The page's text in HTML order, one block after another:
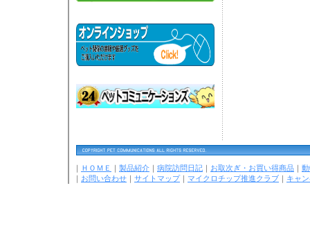
｜ ＨＯＭＥ ｜ 製品紹介 ｜ 病院訪問日記 ｜ お取次ぎ・お買い得商品 ｜
｜ お問い合わせ ｜ サイトマップ｜ マイクロチップ推進クラブ ｜ キャ